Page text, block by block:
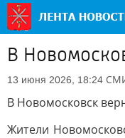
В
13 июня 2026, 18:24
В Новомосковск
Жители